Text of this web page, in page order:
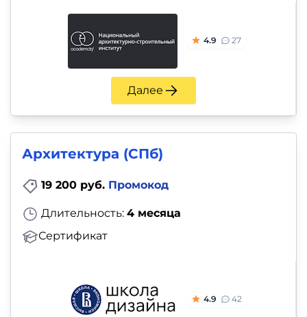
4.9 27
Далее
Архитектура (СПб)
19 200 руб. Промокод
Длительность: 4 месяца
Сертификат
4.9 42